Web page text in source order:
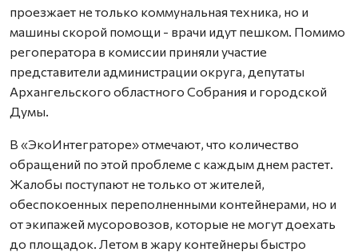
проезжает не только коммунальная техника, но и
машины скорой помощи - врачи идут пешком. Помимо
регоператора в комиссии приняли участие
представители администрации округа, депутаты
Архангельского областного Собрания и городской
Думы.
В «ЭкоИнтеграторе» отмечают, что количество
обращений по этой проблеме с каждым днем растет.
Жалобы поступают не только от жителей,
обеспокоенных переполненными контейнерами, но и
от экипажей мусоровозов, которые не могут доехать
до площадок. Летом в жару контейнеры быстро